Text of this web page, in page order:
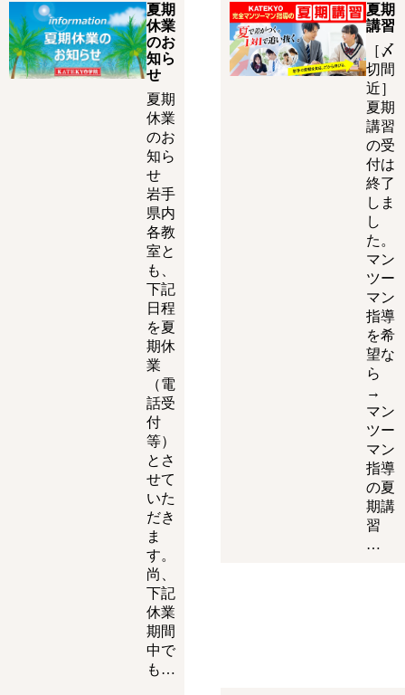
夏期
休業
のお
知ら
せ
夏期
休業
のお
知ら
せ
岩手
県内
各教
室と
も、
下記
日程
を夏
期休
業
（電
話受
付
等）
とさ
せて
いた
だき
ま
す。
尚、
下記
休業
期間
中で
も…
夏期
講習
［〆
切間
近］
夏期
講習
の受
付は
終了
しま
し
た。
マン
ツー
マン
指導
を希
望な
ら
→
マン
ツー
マン
指導
の夏
期講
習
…